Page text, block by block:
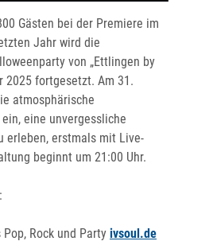
Gästen bei der Premiere im
Jahr wird die
von „Ettlingen by
2025 fortgesetzt. Am 31.
atmosphärische
eine unvergessliche
erleben, erstmals mit Live-
beginnt um 21:00 Uhr.
Rock und Party ivsoul.de